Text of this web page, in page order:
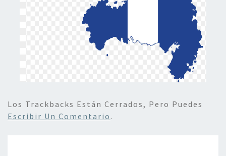
Los Trackbacks Están Cerrados, Pero Puedes
Escribir Un Comentario .